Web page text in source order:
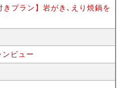
きプラン】岩がき､えり焼鍋を
ンビュー